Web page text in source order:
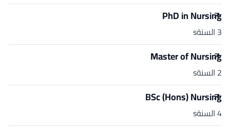
PhD in Nursing
3 السنةs
Master of Nursing
2 السنةs
BSc (Hons) Nursing
4 السنةs